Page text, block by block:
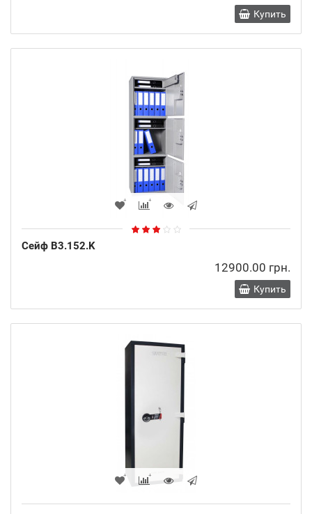
Купить
Сейф B3.152.K
12900.00 грн.
Купить